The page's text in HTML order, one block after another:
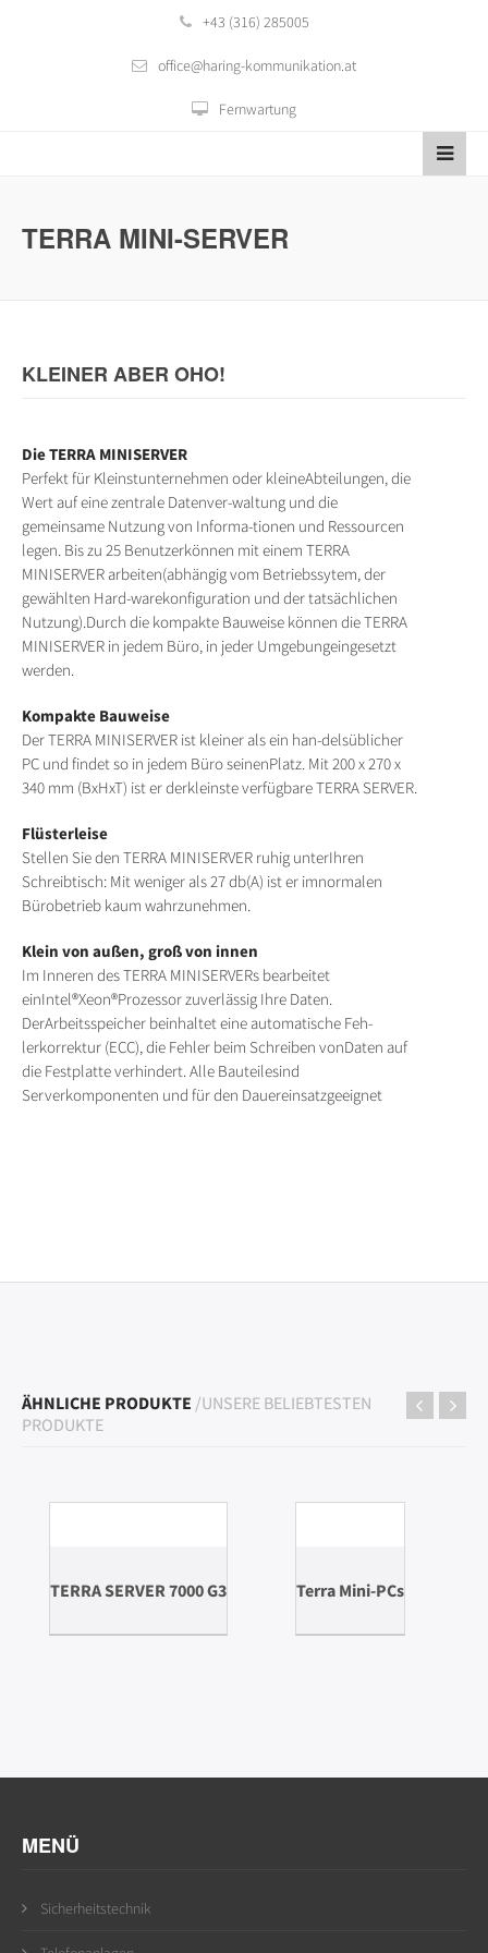
+43 (316) 285005
office@haring-kommunikation.at
Fernwartung
TERRA MINI-SERVER
KLEINER ABER OHO!
Die TERRA MINISERVER
Perfekt für Kleinstunternehmen oder kleineAbteilungen, die
Wert auf eine zentrale Datenver-waltung und die
gemeinsame Nutzung von Informa-tionen und Ressourcen
legen. Bis zu 25 Benutzerkönnen mit einem TERRA
MINISERVER arbeiten(abhängig vom Betriebssytem, der
gewählten Hard-warekonfiguration und der tatsächlichen
Nutzung).Durch die kompakte Bauweise können die TERRA
MINISERVER in jedem Büro, in jeder Umgebungeingesetzt
werden.
Kompakte Bauweise
Der TERRA MINISERVER ist kleiner als ein han-delsüblicher
PC und findet so in jedem Büro seinenPlatz. Mit 200 x 270 x
340 mm (BxHxT) ist er derkleinste verfügbare TERRA SERVER.
Flüsterleise
Stellen Sie den TERRA MINISERVER ruhig unterIhren
Schreibtisch: Mit weniger als 27 db(A) ist er imnormalen
Bürobetrieb kaum wahrzunehmen.
Klein von außen, groß von innen
Im Inneren des TERRA MINISERVERs bearbeitet
einIntel®Xeon®Prozessor zuverlässig Ihre Daten.
DerArbeitsspeicher beinhaltet eine automatische Feh-
lerkorrektur (ECC), die Fehler beim Schreiben vonDaten auf
die Festplatte verhindert. Alle Bauteilesind
Serverkomponenten und für den Dauereinsatzgeeignet
ÄHNLICHE PRODUKTE /UNSERE BELIEBTESTEN
PRODUKTE
TERRA SERVER 7000 G3 Terra Mini-PCs
MENÜ
Sicherheitstechnik